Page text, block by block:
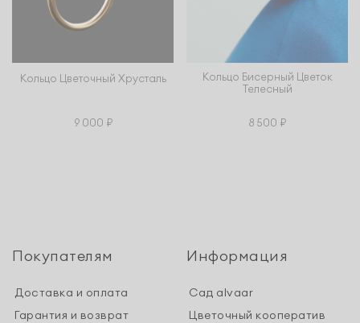
Кольцо Цветочный Хрусталь
9 000 ₽
Кольцо Бисерный Цветок
Телесный
8 500 ₽
Покупателям
Доставка и оплата
Гарантия и возврат
Информация
Сад alvaar
Цветочный кооператив